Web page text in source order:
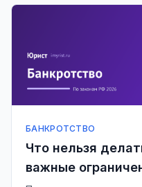
БАНКРОТСТВО
Что нельзя
важные